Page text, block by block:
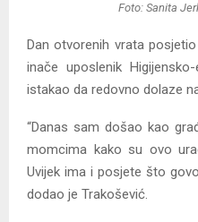
Foto: Sanita
Dan otvorenih vrata
inače uposlenik
istakao da redovno dolaze
“Danas sam došao kao
momcima kako su ovo
Uvijek ima i posjete što
dodao je Trakošević.